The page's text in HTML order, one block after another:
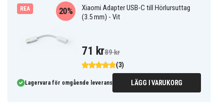
REA
Xiaomi Adapter USB-C till Hörlursuttag
(3.5 mm) - Vit
(3)
20%
71 kr89 kr
Lagervara för omgående leverans LÄGG I VARUKORG